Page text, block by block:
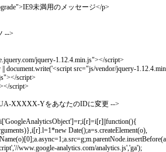
>IE9未満用のメッセージ</p>
-->
jquery-1.12.4.min.js"></script>
document.write('<script src="js/vendor/jquery-
></script>
></script>
-XXXXX-YをあなたのIDに変更 -->
i['GoogleAnalyticsObject']=r;i[r]=i[r] function(){
)},i[r].l=1*new Date();a=s.createElement(o),
(o)[0];a.async=1;a.src=g;m.parentNode.insertBefore(a
,'//www.google-analytics.com/analytics.js','ga');